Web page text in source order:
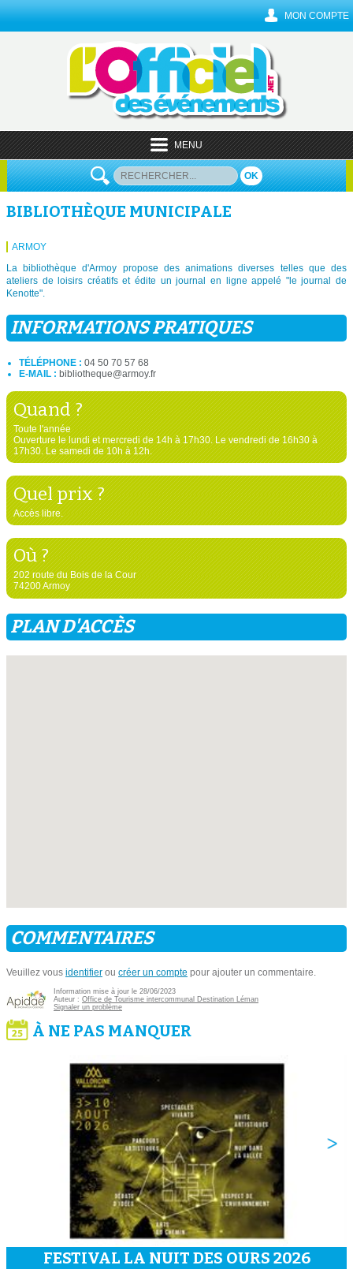
MON COMPTE
MENU
OK
BIBLIOTHÈQUE MUNICIPALE
ARMOY
La bibliothèque d'Armoy propose des animations diverses telles que des
ateliers de loisirs créatifs et édite un journal en ligne appelé "le journal de
Kenotte".
INFORMATIONS PRATIQUES
TÉLÉPHONE : 04 50 70 57 68
E-MAIL : bibliotheque@armoy.fr
Quand ?
Toute l'année
Ouverture le lundi et mercredi de 14h à 17h30. Le vendredi de 16h30 à
17h30. Le samedi de 10h à 12h.
Quel prix ?
Accès libre.
Où ?
202 route du Bois de la Cour
74200 Armoy
PLAN D'ACCÈS
COMMENTAIRES
Veuillez vous identifier ou créer un compte pour ajouter un commentaire.
Information mise à jour le 28/06/2023
Auteur : Office de Tourisme intercommunal Destination Léman
Signaler un problème
À NE PAS MANQUER
FESTIVAL LA NUIT DES OURS 2026